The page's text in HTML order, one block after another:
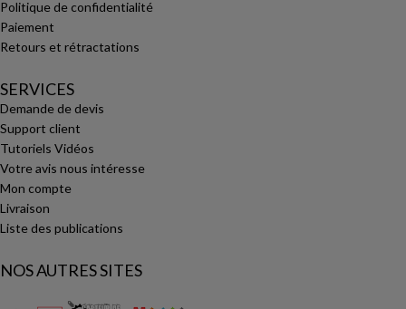
Politique de confidentialité
Paiement
Retours et rétractations
SERVICES
Demande de devis
Support client
Tutoriels Vidéos
Votre avis nous intéresse
Mon compte
Livraison
Liste des publications
NOS AUTRES SITES